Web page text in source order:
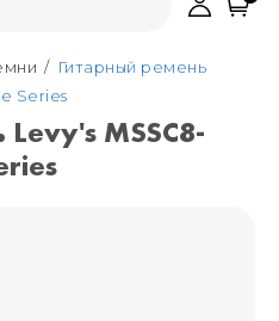
44
Гитарный ремень
Series
MSSC8-